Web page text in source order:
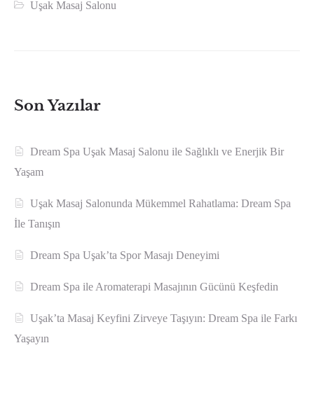
Uşak Masaj Salonu
Son Yazılar
Dream Spa Uşak Masaj Salonu ile Sağlıklı ve Enerjik Bir
Yaşam
Uşak Masaj Salonunda Mükemmel Rahatlama: Dream Spa
İle Tanışın
Dream Spa Uşak’ta Spor Masajı Deneyimi
Dream Spa ile Aromaterapi Masajının Gücünü Keşfedin
Uşak’ta Masaj Keyfini Zirveye Taşıyın: Dream Spa ile Farkı
Yaşayın